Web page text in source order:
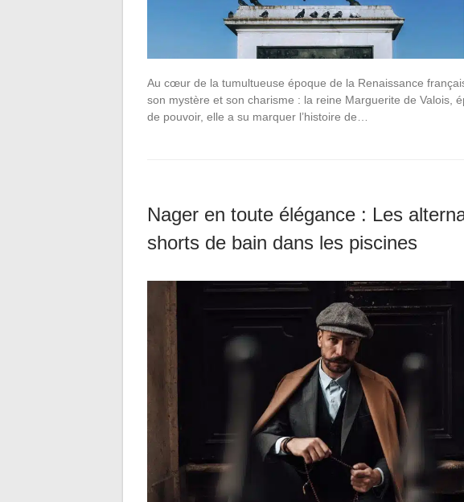
Au cœur de la tumultueuse époque de la Renaissance
son mystère et son charisme : la reine Marguerite de Valois,
de pouvoir, elle a su marquer l’histoire de…
Nager en toute élégance : Les
shorts de bain dans les piscines